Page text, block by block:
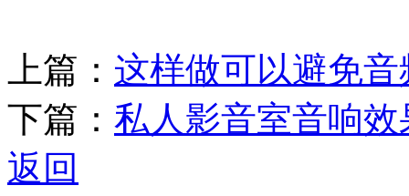
上篇： 这样做可以避免
下篇： 私人影音室音响
返回